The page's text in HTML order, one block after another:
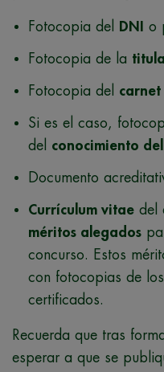
Fotocopia del DNI o
Fotocopia de la
Fotocopia del
Si es el caso,
del conocimiento
Documento
Currículum vitae del
méritos alegados
concurso. Estos
con fotocopias de
certificados.
Recuerda que tras
esperar a que se